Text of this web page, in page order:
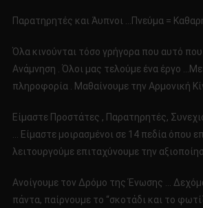
Παρατηρητές και Άυπνοι …Πνεύμα =
Όλα κινούνται τόσο γρήγορα που αυτό που
Ανάμνηση . Όλοι μας τελούμε ένα έργο
πληροφορία . Μαθαίνουμε την Αρμονική
Είμαστε Προστάτες , Παρατηρητές,
… Είμαστε μοιρασμένοι σε 14 πεδία όπου
λειτουργούμε επιταχύνουμε την
Ανοίγουμε τον Δρόμο της Ένωσης …
πάντα, παίρνουμε το “σκοτάδι και το